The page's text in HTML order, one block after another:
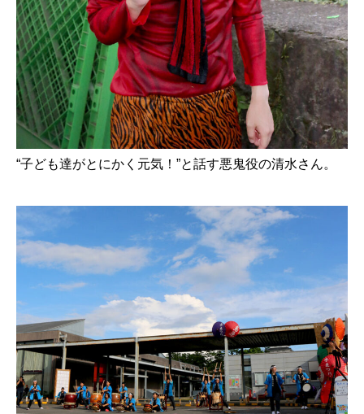
“子ども達がとにかく元気！”と話す悪鬼役の清水さん。